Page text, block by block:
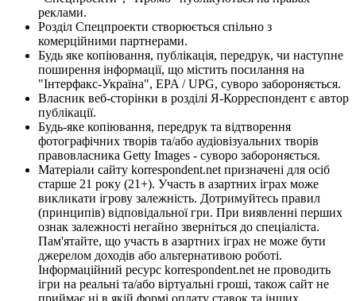
реклами.
Розділ Спецпроекти створюється спільно з
комерційними партнерами.
Будь яке копіювання, публікація, передрук, чи наступне
поширення інформації, що містить посилання на
"Інтерфакс-Україна", EPA / UPG, суворо забороняється.
Власник веб-сторінки в розділі Я-Корреспондент є автор
публікації.
Будь-яке копіювання, передрук та відтворення
фотографічних творів та/або аудіовізуальних творів
правовласника Getty Images - суворо забороняється.
Матеріали сайту korrespondent.net призначені для осіб
старше 21 року (21+). Участь в азартних іграх може
викликати ігрову залежність. Дотримуйтесь правил
(принципів) відповідальної гри. При виявленні перших
ознак залежності негайно зверніться до спеціаліста.
Пам'ятайте, що участь в азартних іграх не може бути
джерелом доходів або альтернативою роботі.
Інформаційний ресурс korrespondent.net не проводить
ігри на реальні та/або віртуальні гроші, також сайт не
приймає ні в якій формі оплату ставок та інших